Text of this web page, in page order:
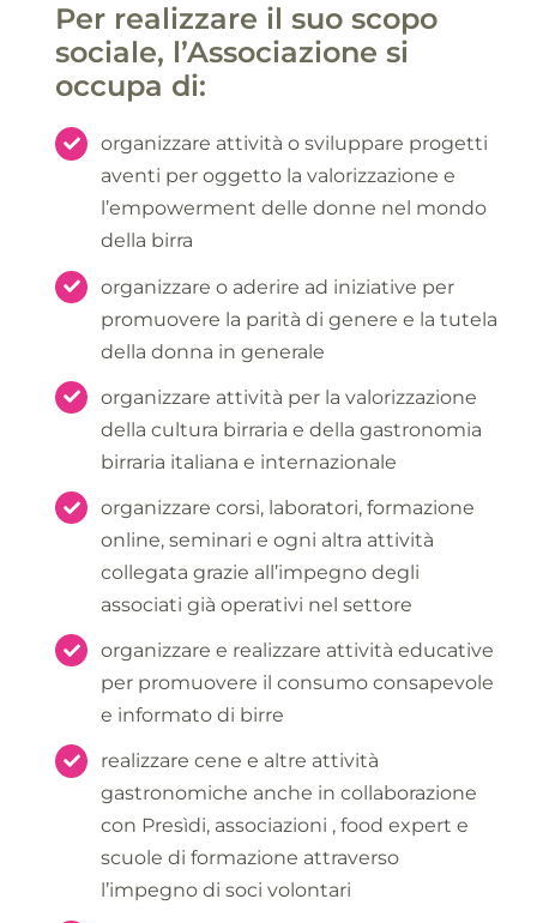
Per realizzare il suo scopo
sociale, l’Associazione si
occupa di:
organizzare attività o sviluppare progetti
aventi per oggetto la valorizzazione e
l’empowerment delle donne nel mondo
della birra
organizzare o aderire ad iniziative per
promuovere la parità di genere e la tutela
della donna in generale
organizzare attività per la valorizzazione
della cultura birraria e della gastronomia
birraria italiana e internazionale
organizzare corsi, laboratori, formazione
online, seminari e ogni altra attività
collegata grazie all’impegno degli
associati già operativi nel settore
organizzare e realizzare attività educative
per promuovere il consumo consapevole
e informato di birre
realizzare cene e altre attività
gastronomiche anche in collaborazione
con Presìdi, associazioni , food expert e
scuole di formazione attraverso
l’impegno di soci volontari